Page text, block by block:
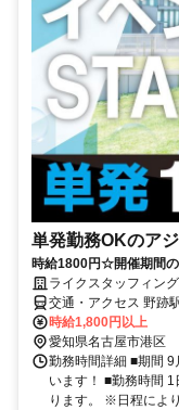
単発勤務OKのア
時給1800円☆開催期間
ライクスタッフィン
野跡)
交通・アクセス 野跡
時給1,800円以上
愛知県名古屋市港区
勤務時間詳細 ■期間
います！ ■勤務時間
ります。 ※日程によ